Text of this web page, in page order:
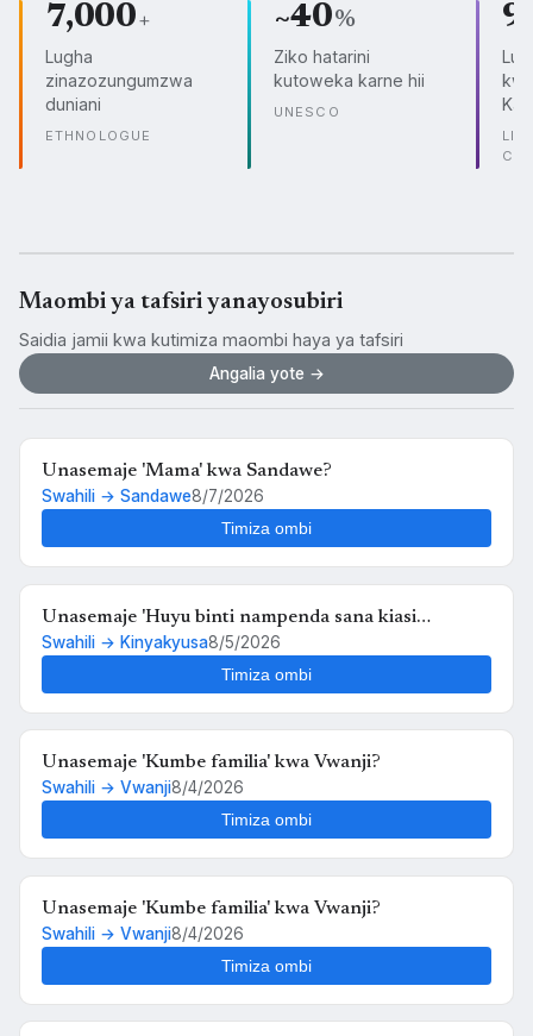
7,000+
Lugha
zinazozungumzwa
duniani
ETHNOLOGUE
~40%
Ziko hatarini
kutoweka karne hii
UNESCO
Maombi ya tafsiri yanayosubiri
Saidia jamii kwa kutimiza maombi haya ya tafsiri
Angalia yote →
Unasemaje 'Mama' kwa Sandawe?
Swahili → Sandawe8/7/2026
Timiza ombi
Unasemaje 'Huyu binti nampenda sana kiasi
kwamba nikimuona tu nahisi kuchanganyikiwa' kwa
Swahili → Kinyakyusa8/5/2026
Timiza ombi
Unasemaje 'Kumbe familia' kwa Vwanji?
Swahili → Vwanji8/4/2026
Timiza ombi
Unasemaje 'Kumbe familia' kwa Vwanji?
Swahili → Vwanji8/4/2026
Timiza ombi